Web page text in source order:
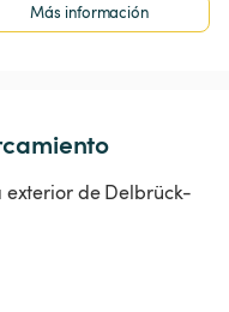
Más información
de Delbrück-